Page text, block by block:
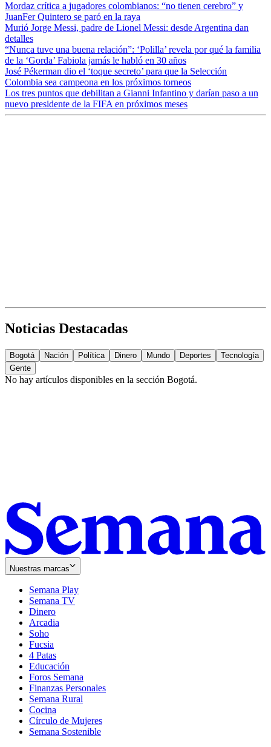
Mordaz crítica a jugadores colombianos: “no tienen cerebro” y
JuanFer Quintero se paró en la raya
Murió Jorge Messi, padre de Lionel Messi: desde Argentina dan
detalles
“Nunca tuve una buena relación”: ‘Polilla’ revela por qué la familia
de la ‘Gorda’ Fabiola jamás le habló en 30 años
José Pékerman dio el ‘toque secreto’ para que la Selección
Colombia sea campeona en los próximos torneos
Los tres puntos que debilitan a Gianni Infantino y darían paso a un
nuevo presidente de la FIFA en próximos meses
Noticias Destacadas
Bogotá Nación Política Dinero Mundo Deportes
Tecnología
Gente
No hay artículos disponibles en la sección Bogotá.
Nuestras marcas
Semana Play
Semana TV
Dinero
Arcadia
Soho
in
new
window
Fucsia
in
new
window
4 Patas
Educación
Foros Semana
Finanzas Personales
Semana Rural
Cocina
Círculo de Mujeres
Semana Sostenible